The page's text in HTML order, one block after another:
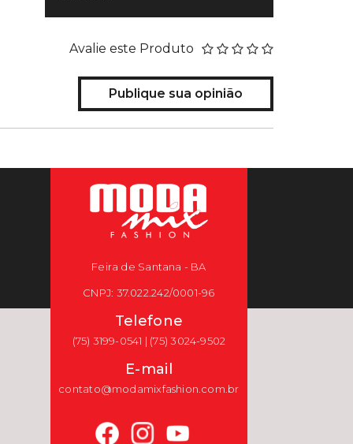
Avalie este Produto
Publique sua opinião
Feira de Santana - BA
CNPJ: 37.022.242/0001-96
Telefone
(75) 3199-0541 | (75) 3024-9502
E-mail
contato@modamixfashion.com.br